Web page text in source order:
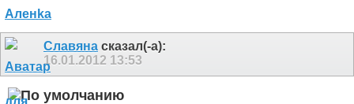
Славяна сказал(-а):
16.01.2012 13:53